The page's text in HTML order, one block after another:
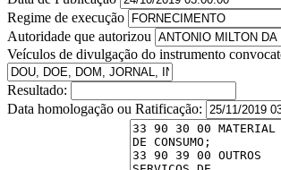
Regime de execução
Autoridade que autorizou
Veículos de divulgação do instrumento
Resultado:
Data homologação ou Ratificação: